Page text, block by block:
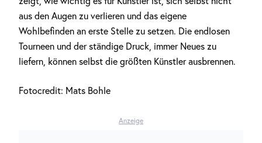
aus den Augen zu verlieren und das eigene
Wohlbefinden an erste Stelle zu setzen. Die endlosen
Tourneen und der ständige Druck, immer Neues zu
liefern, können selbst die größten Künstler ausbrennen.
Fotocredit: Mats Bohle
Anzeige